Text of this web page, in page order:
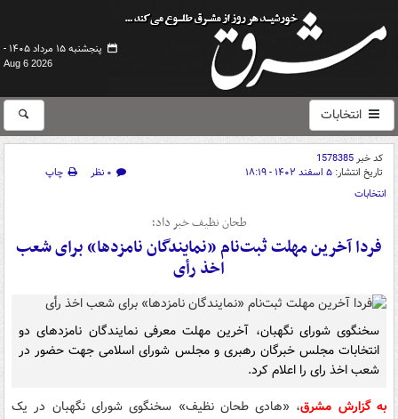
پنجشنبه ۱۵ مرداد ۱۴۰۵ -
Aug 6 2026
انتخابات
کد خبر1578385
تاریخ انتشار: ۵ اسفند ۱۴۰۲ - ۱۸:۱۹ ۰ نظر
چاپ
انتخابات
طحان نظیف خبر داد؛
فردا آخرین مهلت ثبت‌نام «نمایندگان نامزدها» برای شعب
اخذ رأی
سخنگوی شورای نگهبان، آخرین مهلت معرفی نمایندگان نامزدهای دو
انتخابات مجلس خبرگان رهبری و مجلس شورای اسلامی جهت حضور در
شعب اخذ رای را اعلام کرد.
به گزارش مشرق، «هادی طحان نظیف» سخنگوی شورای نگهبان در یک